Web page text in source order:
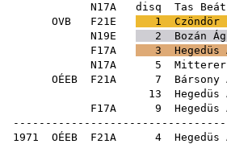
N17A disq
Tas
OVB F21E 1
N19E
2 Bozán
F17A
3 Hegedüs
N17A 5 Mitterer
OÉEB F21A 7
Bársony
13
Hegedüs
F17A 9
Hegedüs
1971 OÉEB F21A 4
Hegedüs